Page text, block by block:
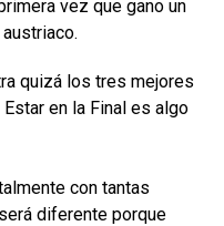
vez que gano un
quizá los tres mejores
en la Final es algo
con tantas
diferente porque